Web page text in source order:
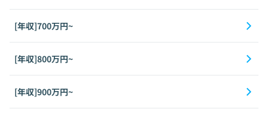
[年収]700万円~
[年収]800万円~
[年収]900万円~